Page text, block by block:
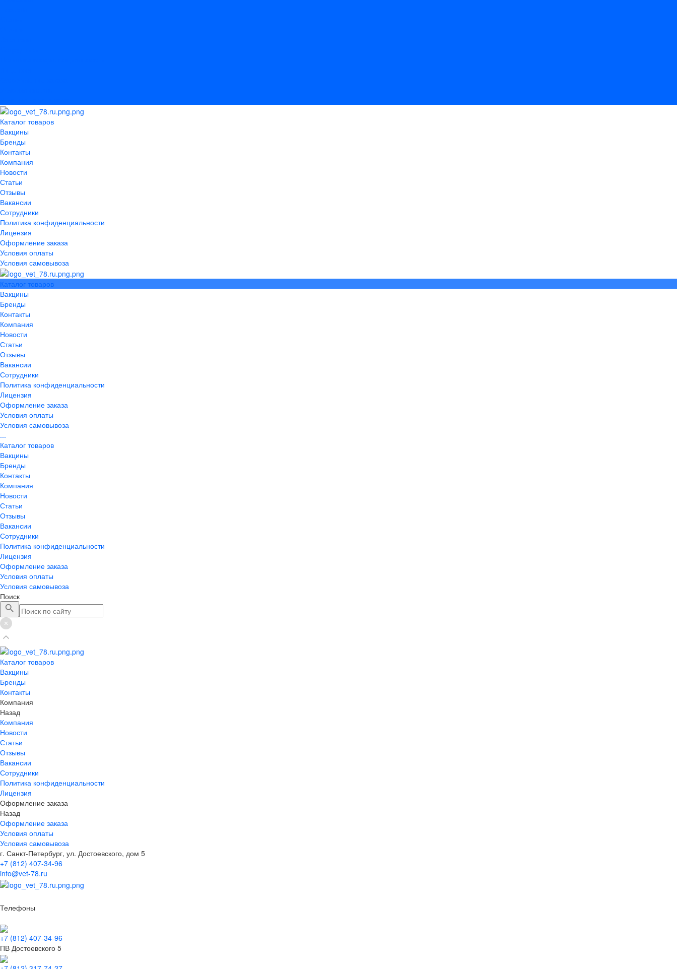
Каталог товаров
Вакцины
Бренды
Контакты
Компания
Новости
Статьи
Отзывы
Вакансии
Сотрудники
Политика конфиденциальности
Лицензия
Оформление заказа
Условия оплаты
Условия самовывоза
Каталог товаров
Вакцины
Бренды
Контакты
Компания
Новости
Статьи
Отзывы
Вакансии
Сотрудники
Политика конфиденциальности
Лицензия
Оформление заказа
Условия оплаты
Условия самовывоза
...
Каталог товаров
Вакцины
Бренды
Контакты
Компания
Новости
Статьи
Отзывы
Вакансии
Сотрудники
Политика конфиденциальности
Лицензия
Оформление заказа
Условия оплаты
Условия самовывоза
Поиск
Каталог товаров
Вакцины
Бренды
Контакты
Компания
Назад
Компания
Новости
Статьи
Отзывы
Вакансии
Сотрудники
Политика конфиденциальности
Лицензия
Оформление заказа
Назад
Оформление заказа
Условия оплаты
Условия самовывоза
г. Санкт-Петербург, ул. Достоевского, дом 5
+7 (812) 407-34-96
info@vet-78.ru
Телефоны
+7 (812) 407-34-96
ПВ Достоевского 5